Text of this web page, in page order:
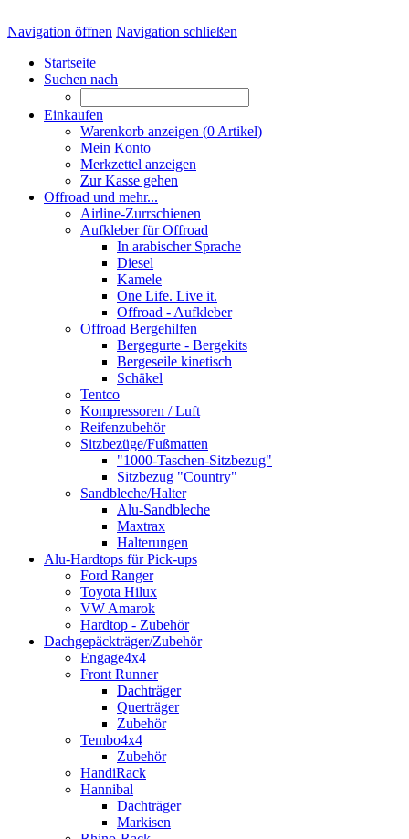
Navigation öffnen Navigation schließen
Startseite
Suchen nach
Einkaufen
Warenkorb anzeigen (0 Artikel)
Mein Konto
Merkzettel anzeigen
Zur Kasse gehen
Offroad und mehr...
Airline-Zurrschienen
Aufkleber für Offroad
In arabischer Sprache
Diesel
Kamele
One Life. Live it.
Offroad - Aufkleber
Offroad Bergehilfen
Bergegurte - Bergekits
Bergeseile kinetisch
Schäkel
Tentco
Kompressoren / Luft
Reifenzubehör
Sitzbezüge/Fußmatten
"1000-Taschen-Sitzbezug"
Sitzbezug "Country"
Sandbleche/Halter
Alu-Sandbleche
Maxtrax
Halterungen
Alu-Hardtops für Pick-ups
Ford Ranger
Toyota Hilux
VW Amarok
Hardtop - Zubehör
Dachgepäckträger/Zubehör
Engage4x4
Front Runner
Dachträger
Querträger
Zubehör
Tembo4x4
Zubehör
HandiRack
Hannibal
Dachträger
Markisen